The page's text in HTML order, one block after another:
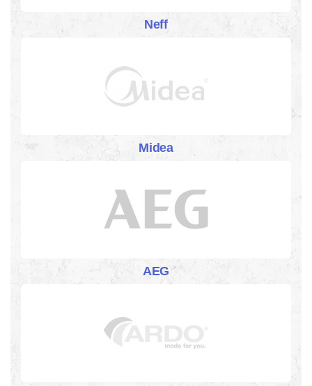
Neff
Midea
AEG